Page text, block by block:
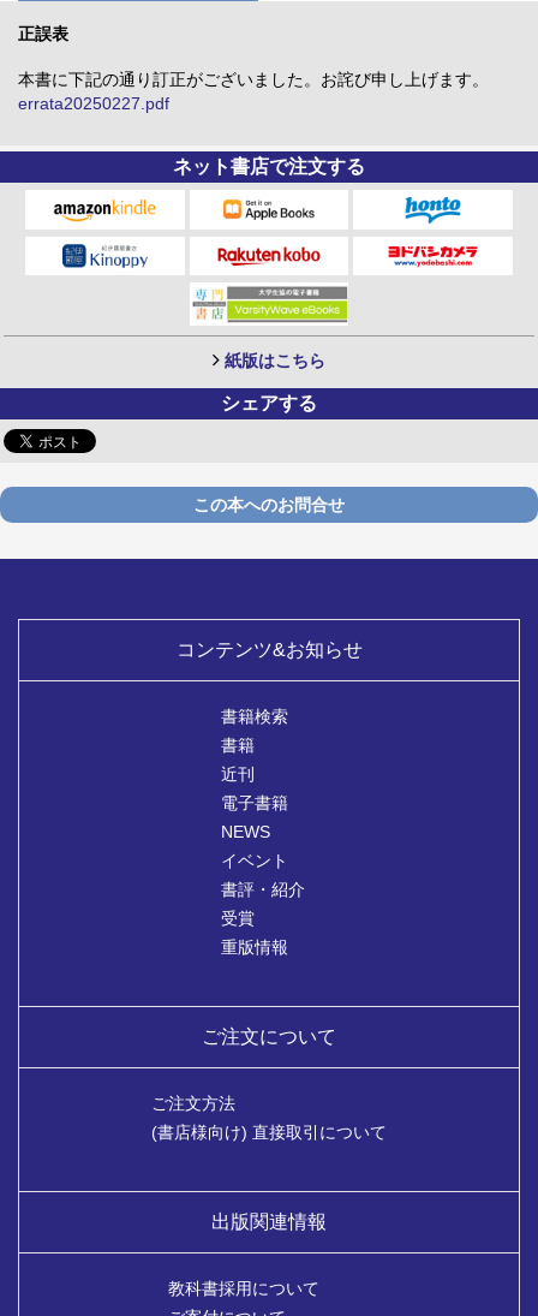
正誤表
本書に下記の通り訂正がございました。お詫び申し上げます。
errata20250227.pdf
ネット書店で注文する
紙版はこちら
シェアする
この本へのお問合せ
コンテンツ&お知らせ
書籍検索
書籍
近刊
電子書籍
NEWS
イベント
書評・紹介
受賞
重版情報
ご注文について
ご注文方法
(書店様向け) 直接取引について
出版関連情報
教科書採用について